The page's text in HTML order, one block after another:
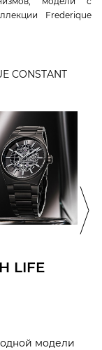
Frederique
CONSTANT
LIFE
модели